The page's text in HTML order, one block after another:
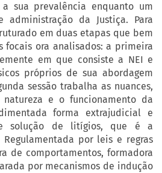
sua prevalência enquanto um
administração da Justiça. Para
em duas etapas que bem
focais ora analisados: a primeira
em que consiste a NEI e
próprios de sua abordagem
sessão trabalha as nuances,
e o funcionamento da
forma extrajudicial e
solução de litígios, que é a
por leis e regras
de comportamentos, formadora
por mecanismos de indução